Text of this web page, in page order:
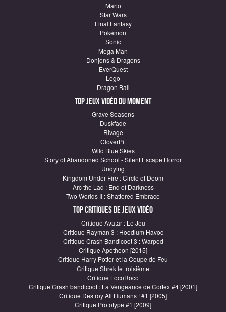
Mario
Star Wars
Final Fantasy
Pokémon
Sonic
Mega Man
Donjons & Dragons
EverQuest
Lego
Dragon Ball
Top Jeux vidéo du moment
Grave Seasons
Duskfade
Rivage
CloverPit
Wild Blue Skies
Story of Abandoned School - Silent Escape Horror
Undying
Kingdom Under Fire : Circle of Doom
Arc the Lad : End of Darkness
Two Worlds II : Shattered Embrace
Top critiques de Jeux vidéo
Critique Avatar : Le Jeu
Critique Rayman 3 : Hoodlum Havoc
Critique Crash Bandicoot 3 : Warped
Critique Apotheon [2015]
Critique Harry Potter et la Coupe de Feu
Critique Shrek le troisième
Critique LocoRoco
Critique Crash bandicoot : La Vengeance de Cortex #4 [2001]
Critique Destroy All Humans ! #1 [2005]
Critique Prototype #1 [2009]